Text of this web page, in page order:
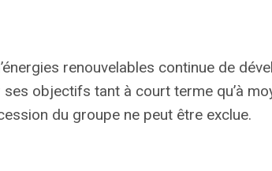
renouvelables continue de
objectifs tant à court terme qu’à
du groupe ne peut être exclue.